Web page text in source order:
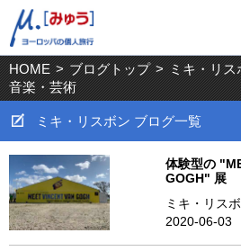
HOME > ブログトップ > ミキ・リ
音楽・芸術
ミキ・リスボン ブログ一覧
体験型の
GOGH" 展
ミキ・リス
2020-06-03